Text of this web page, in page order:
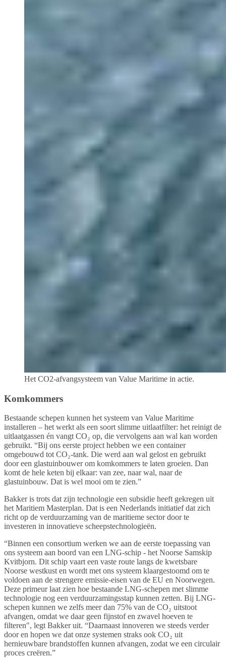
Het CO2-afvangsysteem van Value Maritime in actie.
Komkommers
Bestaande schepen kunnen het systeem van Value Maritime
installeren – het werkt als een soort slimme uitlaatfilter: het reinigt de
uitlaatgassen én vangt CO₂ op, die vervolgens aan wal kan worden
gebruikt. “Bij ons eerste project hebben we een container
omgebouwd tot CO₂-tank. Die werd aan wal gelost en gebruikt
door een glastuinbouwer om komkommers te laten groeien. Dan
komt de hele keten bij elkaar: van zee, naar wal, naar de
glastuinbouw. Dat is wel mooi om te zien.”
Bakker is trots dat zijn technologie een subsidie heeft gekregen uit
het Maritiem Masterplan. Dat is een Nederlands initiatief dat zich
richt op de verduurzaming van de maritieme sector door te
investeren in innovatieve scheepstechnologieën.
“Binnen een consortium werken we aan de eerste toepassing van
ons systeem aan boord van een LNG-schip - het Noorse Samskip
Kvitbjorn. Dit schip vaart een vaste route langs de kwetsbare
Noorse westkust en wordt met ons systeem klaargestoomd om te
voldoen aan de strengere emissie-eisen van de EU en Noorwegen.
Deze primeur laat zien hoe bestaande LNG-schepen met slimme
technologie nog een verduurzamingsstap kunnen zetten. Bij LNG-
schepen kunnen we zelfs meer dan 75% van de CO₂ uitstoot
afvangen, omdat we daar geen fijnstof en zwavel hoeven te
filteren", legt Bakker uit. “Daarnaast innoveren we steeds verder
door en hopen we dat onze systemen straks ook CO₂ uit
hernieuwbare brandstoffen kunnen afvangen, zodat we een circulair
proces creëren.”